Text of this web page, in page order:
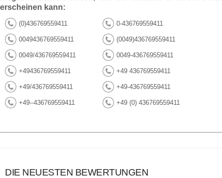
erscheinen kann:
(0)436769559411 0-436769559411
0049436769559411 (0049)436769559411
0049/436769559411 0049-436769559411
+49436769559411 +49 436769559411
+49/436769559411 +49-436769559411
+49--436769559411 +49 (0) 436769559411
DIE NEUESTEN BEWERTUNGEN